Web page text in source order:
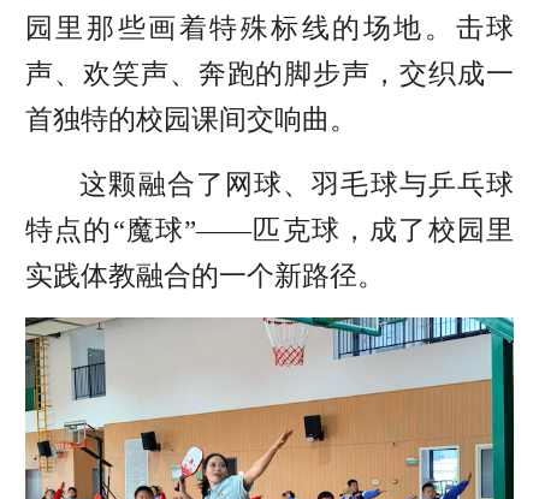
园里那些画着特殊标线的场地。击球
声、欢笑声、奔跑的脚步声，交织成一
首独特的校园课间交响曲。
这颗融合了网球、羽毛球与乒乓球
特点的“魔球”——匹克球，成了校园里
实践体教融合的一个新路径。